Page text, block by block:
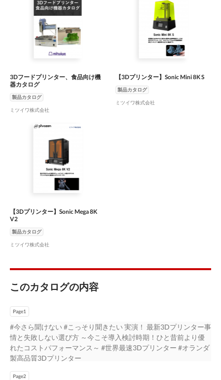
3Dフードプリンター、食品向け機
器カタログ
製品カタログ
ミツイワ株式会社
【3Dプリンター】Sonic Mini 8K S
製品カタログ
ミツイワ株式会社
【3Dプリンター】Sonic Mega 8K
V2
製品カタログ
ミツイワ株式会社
このカタログの内容
Page1
#今さら聞けない #こっそり聞きたい 実演！ 最新3Dプリンター事
情と失敗しない選び方 ～今こそ導入検討時期！ひと昔前より優
れたコストパフォーマンス～ #世界最速3Dプリンター #オランダ
製高品質3Dプリンター
Page2